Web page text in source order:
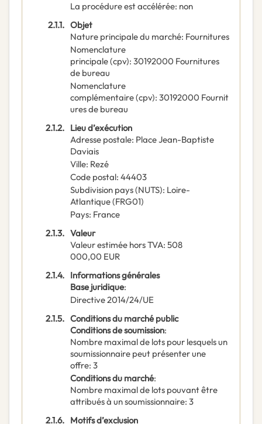
La procédure est accélérée: non
2.1.1. Objet
Nature principale du marché: Fournitures
Nomenclature
principale(cpv): 30192000 Fournitures
de bureau
Nomenclature
complémentaire(cpv): 30192000 Fournit
ures de bureau
2.1.2. Lieu d’exécution
Adresse postale: Place Jean-Baptiste
Daviais
Ville: Rezé
Code postal: 44403
Subdivision pays (NUTS): Loire-
Atlantique(FRG01)
Pays: France
2.1.3. Valeur
Valeur estimée hors TVA: 508
000,00 EUR
2.1.4. Informations générales
Base juridique:
Directive 2014/24/UE
2.1.5. Conditions du marché public
Conditions de soumission:
Nombre maximal de lots pour lesquels un
soumissionnaire peut présenter une
offre: 3
Conditions du marché:
Nombre maximal de lots pouvant être
attribués à un soumissionnaire: 3
2.1.6. Motifs d’exclusion